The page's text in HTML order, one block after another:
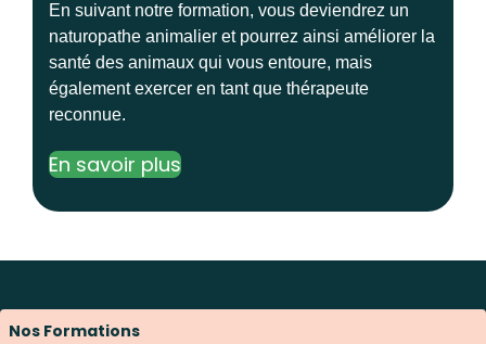
En suivant notre formation, vous deviendrez un
naturopathe animalier et pourrez ainsi améliorer la
santé des animaux qui vous entoure, mais
également exercer en tant que thérapeute
reconnue.
En savoir plus
Nos Formations